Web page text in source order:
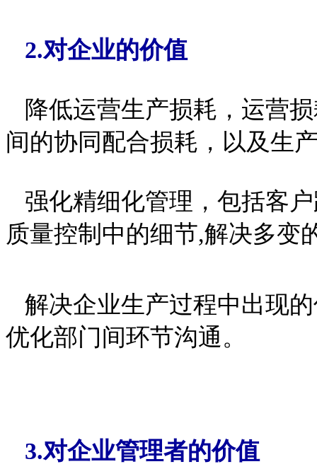
2.对企业的价值
降低运营生产损耗，运营
间的协同配合损耗，以及生
强化精细化管理，包括客
质量控制中的细节,解决多变
解决企业生产过程中出现
优化部门间环节沟通。
3.对企业管理者的价值